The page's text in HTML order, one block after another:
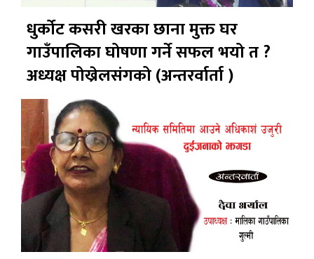
धुर्कोट कसरी खरका छाना मुक्त घर
गाउँपालिका घोषणा गर्ने सफल भयो त ?
अध्यक्ष पोख्रेलसंगको (अन्तरर्वार्ता )